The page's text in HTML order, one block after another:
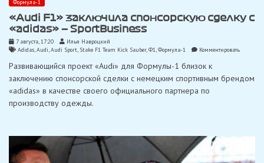
Формула-1
«Audi F1» заключила спонсорскую сделку с
«adidas» — SportBusiness
7 августа, 17:20
Илья Навроцкий
Adidas Audi Audi Sport Stake F1 Team Kick Sauber, Ф1 Формула-1 Комментироватьon
Развивающийся проект «Audi» для Формулы-1 близок к
заключению спонсорской сделки с немецким спортивным брендом
«adidas» в качестве своего официального партнера по
производству одежды.